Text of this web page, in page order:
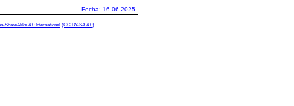
Fecha: 16.06.2025
ShareAlike 4.0 International (CC BY-SA 4.0)